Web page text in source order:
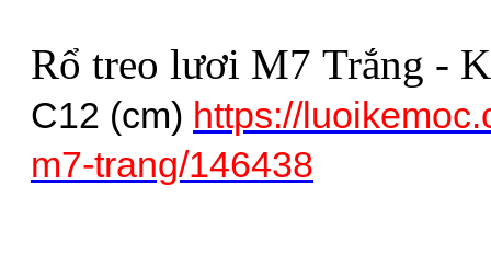
Rổ treo lươi M7 Trắng -
C12 (cm) https://
m7-trang/146438